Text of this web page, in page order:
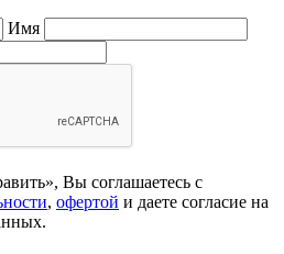
Имя
Вы соглашаетесь с
, офертой и даете согласие на